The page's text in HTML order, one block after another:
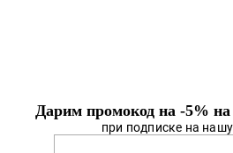
Дарим промокод на -5% на
при подписке на